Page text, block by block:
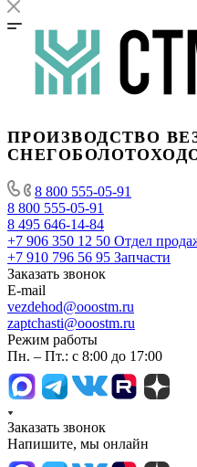
ПРОИЗВОДСТВО
8 800 555-05-91
8 800 555-05-91
8 495 646-14-84
+7 906 350 12 50 Отдел
+7 910 796 56 95 Запчасти
Заказать звонок
E-mail
vezdehod@ooostm.ru
zaptchasti@ooostm.ru
Режим работы
Пн. – Пт.: с 8:00 до 17:00
Заказать звонок
Напишите, мы онлайн